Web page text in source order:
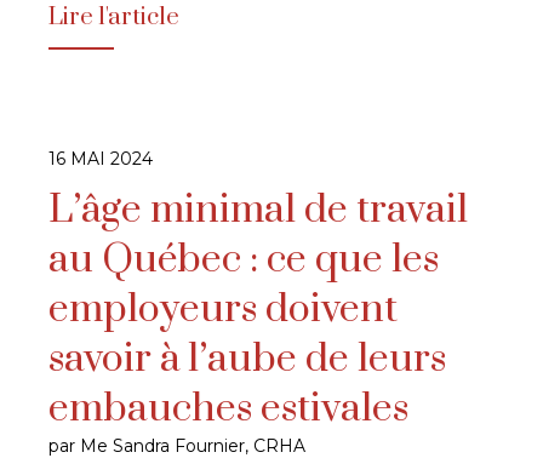
Lire l'article
16 MAI 2024
L’âge minimal de travail
au Québec : ce que les
employeurs doivent
savoir à l’aube de leurs
embauches estivales
par Me Sandra Fournier, CRHA